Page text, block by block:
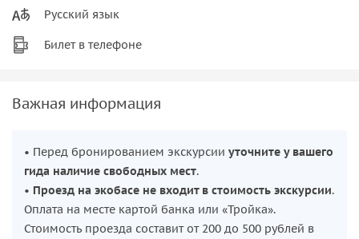
Русский язык
Билет в телефоне
Важная информация
• Перед бронированием экскурсии уточните у вашего
гида наличие свободных мест.
• Проезд на экобасе не входит в стоимость экскурсии.
Оплата на месте картой банка или «Тройка».
Стоимость проезда составит от 200 до 500 рублей в